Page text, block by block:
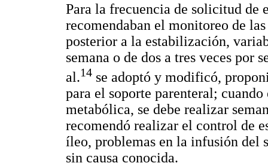
Para la frecuencia de solicitud de
recomendaban el monitoreo de
posterior a la estabilización,
semana o de dos a tres veces por
al.14 se adoptó y modificó,
para el soporte parenteral;
metabólica, se debe realizar
recomendó realizar el control de
íleo, problemas en la infusión del
sin causa conocida.